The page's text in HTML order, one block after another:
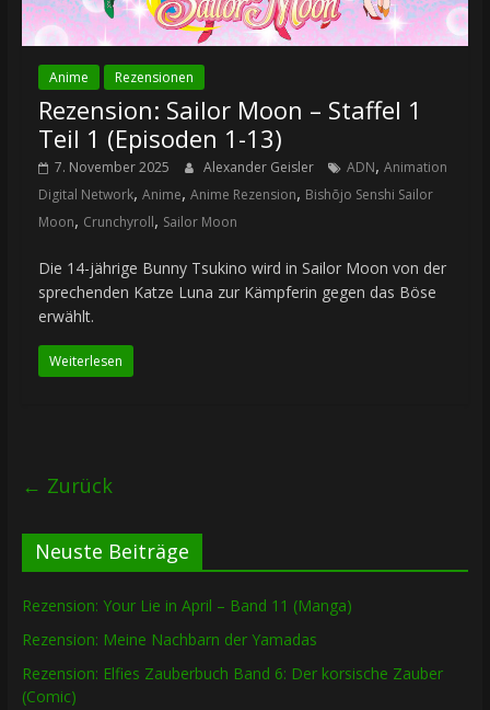
Anime Rezensionen
Rezension: Sailor Moon – Staffel 1
Teil 1 (Episoden 1-13)
7. November 2025 Alexander Geisler ADN, Animation
Digital Network, Anime, Anime Rezension, Bishōjo Senshi Sailor
Moon, Crunchyroll, Sailor Moon
Die 14-jährige Bunny Tsukino wird in Sailor Moon von der
sprechenden Katze Luna zur Kämpferin gegen das Böse
erwählt.
Weiterlesen
← Zurück
Neuste Beiträge
Rezension: Your Lie in April – Band 11 (Manga)
Rezension: Meine Nachbarn der Yamadas
Rezension: Elfies Zauberbuch Band 6: Der korsische Zauber
(Comic)